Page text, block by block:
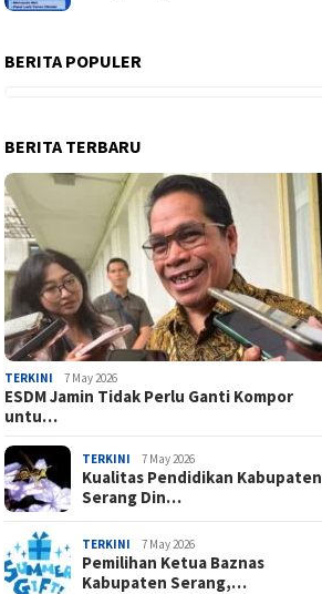
BERITA POPULER
BERITA TERBARU
TERKINI 7 May 2026
ESDM Jamin Tidak Perlu Ganti Kompor
untu…
TERKINI 7 May 2026
Kualitas Pendidikan Kabupaten
Serang Din…
TERKINI 7 May 2026
Pemilihan Ketua Baznas
Kabupaten Serang,…